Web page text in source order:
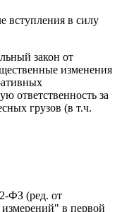
вступления в силу
закон от
изменения
ответственность за
грузов (в т.ч.
ФЗ (ред. от
в первой